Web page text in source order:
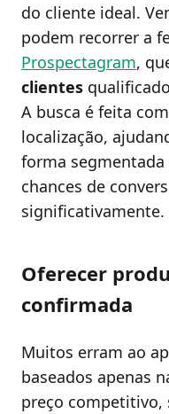
do cliente ideal.
podem recorrer a
Prospectagram,
clientes
A busca é feita
localização,
forma segmentada
chances de
significativamente.
Oferecer
confirmada
Muitos erram ao
baseados apenas
preço competitivo,